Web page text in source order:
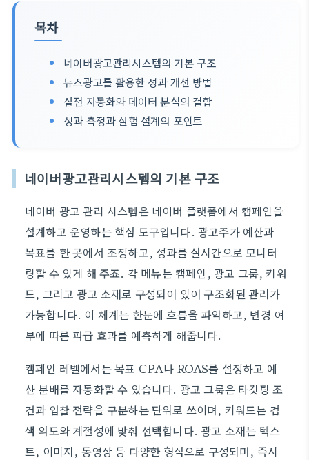
목차
네이버광고관리시스템의 기본 구조
뉴스광고를 활용한 성과 개선 방법
실전 자동화와 데이터 분석의 결합
성과 측정과 실험 설계의 포인트
네이버광고관리시스템의 기본 구조
네이버 광고 관리 시스템은 네이버 플랫폼에서 캠페인을
설계하고 운영하는 핵심 도구입니다. 광고주가 예산과
목표를 한 곳에서 조정하고, 성과를 실시간으로 모니터
링할 수 있게 해 주죠. 각 메뉴는 캠페인, 광고 그룹, 키워
드, 그리고 광고 소재로 구성되어 있어 구조화된 관리가
가능합니다. 이 체계는 한눈에 흐름을 파악하고, 변경 여
부에 따른 파급 효과를 예측하게 해줍니다.
캠페인 레벨에서는 목표 CPA나 ROAS를 설정하고 예
산 분배를 자동화할 수 있습니다. 광고 그룹은 타깃팅 조
건과 입찰 전략을 구분하는 단위로 쓰이며, 키워드는 검
색 의도와 계절성에 맞춰 선택합니다. 광고 소재는 텍스
트, 이미지, 동영상 등 다양한 형식으로 구성되며, 즉시